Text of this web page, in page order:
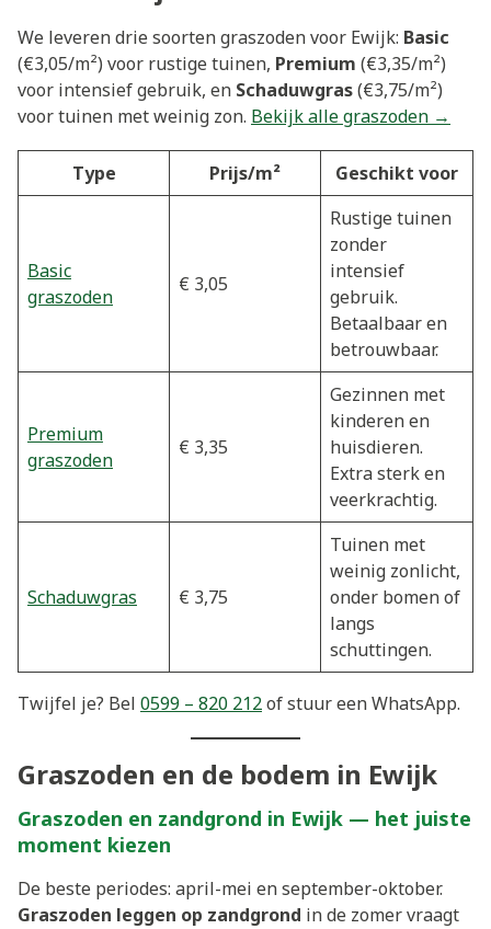
We leveren drie soorten graszoden voor Ewijk: Basic
(€3,05/m²) voor rustige tuinen, Premium (€3,35/m²)
voor intensief gebruik, en Schaduwgras(€3,75/m²)
voor tuinen met weinig zon. Bekijk alle graszoden →
Type Prijs/m² Geschikt voor
Basic
graszoden
€ 3,05
Rustige tuinen
zonder
intensief
gebruik.
Betaalbaar en
betrouwbaar.
Premium
graszoden
€ 3,35
Gezinnen met
kinderen en
huisdieren.
Extra sterk en
veerkrachtig.
Schaduwgras € 3,75
Tuinen met
weinig zonlicht,
onder bomen of
langs
schuttingen.
Twijfel je? Bel 0599 – 820 212of stuur een WhatsApp.
Graszoden en de bodem in Ewijk
Graszoden en zandgrond in Ewijk — het juiste
moment kiezen
De beste periodes: april-mei en september-oktober.
Graszoden leggen op zandgrond in de zomer vraagt